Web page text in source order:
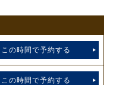
この時間で予約する
この時間で予約する